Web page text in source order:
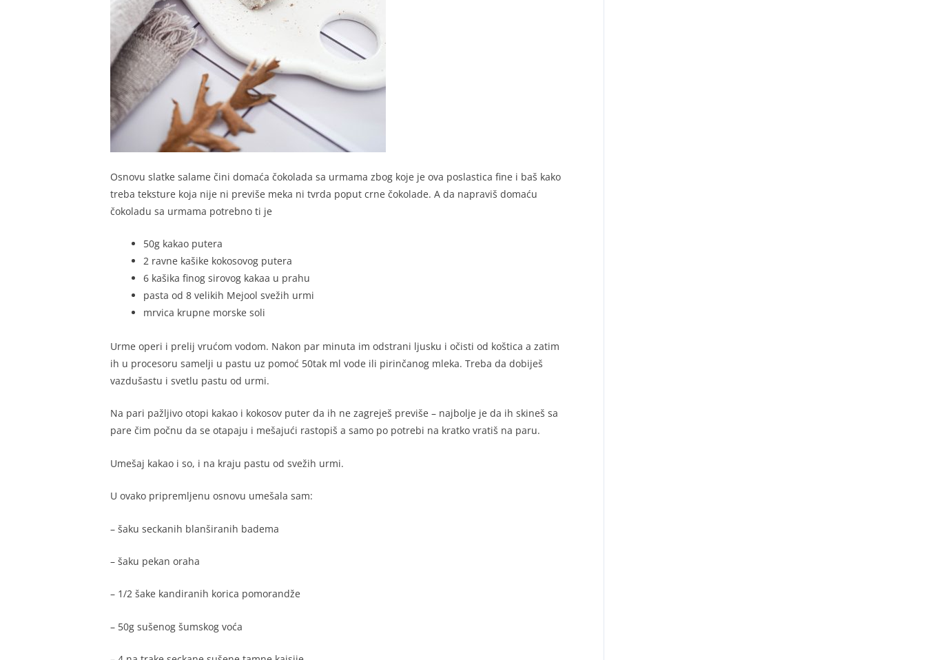
Osnovu slatke salame čini domaća čokolada sa urmama zbog koje je ova poslastica fine i baš kako
treba teksture koja nije ni previše meka ni tvrda poput crne čokolade. A da napraviš domaću
čokoladu sa urmama potrebno ti je
50g kakao putera
2 ravne kašike kokosovog putera
6 kašika finog sirovog kakaa u prahu
pasta od 8 velikih Mejool svežih urmi
mrvica krupne morske soli
Urme operi i prelij vrućom vodom. Nakon par minuta im odstrani ljusku i očisti od koštica a zatim
ih u procesoru samelji u pastu uz pomoć 50tak ml vode ili pirinčanog mleka. Treba da dobiješ
vazdušastu i svetlu pastu od urmi.
Na pari pažljivo otopi kakao i kokosov puter da ih ne zagreješ previše – najbolje je da ih skineš sa
pare čim počnu da se otapaju i mešajući rastopiš a samo po potrebi na kratko vratiš na paru.
Umešaj kakao i so, i na kraju pastu od svežih urmi.
U ovako pripremljenu osnovu umešala sam:
– šaku seckanih blanširanih badema
– šaku pekan oraha
– 1/2 šake kandiranih korica pomorandže
– 50g sušenog šumskog voća